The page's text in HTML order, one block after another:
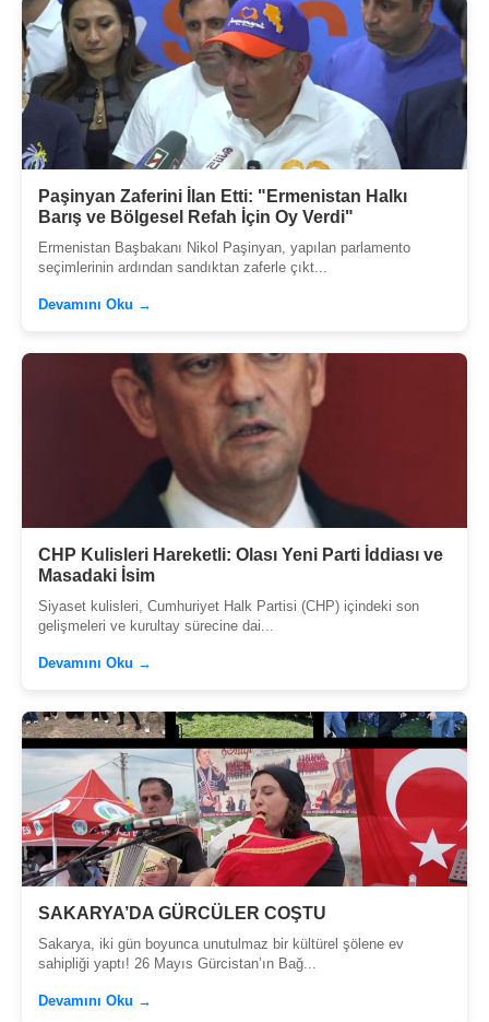
Paşinyan Zaferini İlan Etti: "Ermenistan Halkı
Barış ve Bölgesel Refah İçin Oy Verdi"
Ermenistan Başbakanı Nikol Paşinyan, yapılan parlamento
seçimlerinin ardından sandıktan zaferle çıkt...
Devamını Oku →
CHP Kulisleri Hareketli: Olası Yeni Parti İddiası ve
Masadaki İsim
Siyaset kulisleri, Cumhuriyet Halk Partisi (CHP) içindeki son
gelişmeleri ve kurultay sürecine dai...
Devamını Oku →
SAKARYA’DA GÜRCÜLER COŞTU
Sakarya, iki gün boyunca unutulmaz bir kültürel şölene ev
sahipliği yaptı! 26 Mayıs Gürcistan’ın Bağ...
Devamını Oku →